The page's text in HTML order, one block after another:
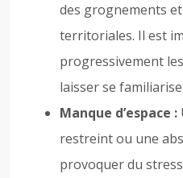
des grognements
territoriales. Il est
progressivement
laisser se
Manque d’espace :
restreint ou une
provoquer du